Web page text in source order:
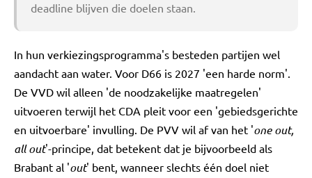
deadline blijven die doelen staan.
In hun verkiezingsprogramma's besteden partijen wel
aandacht aan water. Voor D66 is 2027 'een harde norm'.
De VVD wil alleen 'de noodzakelijke maatregelen'
uitvoeren terwijl het CDA pleit voor een 'gebiedsgerichte
en uitvoerbare' invulling. De PVV wil af van het 'one out,
all out'-principe, dat betekent dat je bijvoorbeeld als
Brabant al 'out' bent, wanneer slechts één doel niet